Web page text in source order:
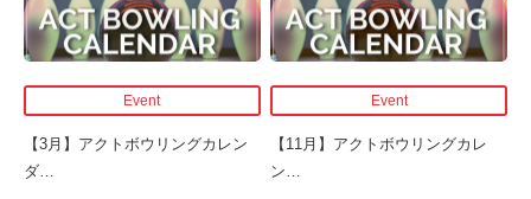
Event
【3月】アクトボウリングカレン
ダ
Event
【11月】アクトボウリングカレ
ン